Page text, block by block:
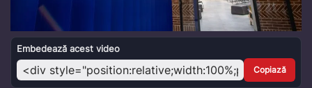
Video
Embedează acest video
Copiază